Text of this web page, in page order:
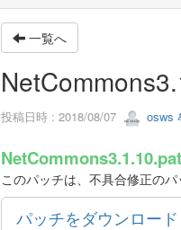
一覧へ
投稿日時 : 2018/08/07 osws
このパッチは、不具合修正のパ
パッチをダウンロード